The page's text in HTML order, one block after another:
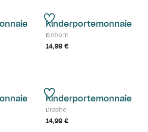
Kinderportemonnaie
Einhorn
14,99 €
Kinderportemonnaie
Drache
14,99 €